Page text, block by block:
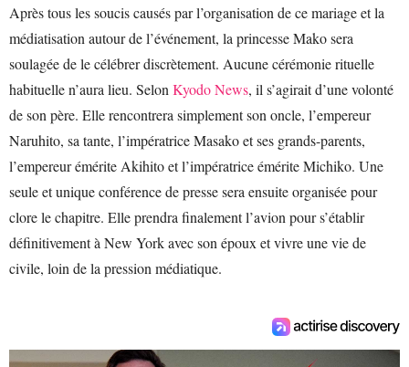
Après tous les soucis causés par l’organisation de ce mariage et la
médiatisation autour de l’événement, la princesse Mako sera
soulagée de le célébrer discrètement. Aucune cérémonie rituelle
habituelle n’aura lieu. Selon Kyodo News, il s’agirait d’une volonté
de son père. Elle rencontrera simplement son oncle, l’empereur
Naruhito, sa tante, l’impératrice Masako et ses grands-parents,
l’empereur émérite Akihito et l’impératrice émérite Michiko. Une
seule et unique conférence de presse sera ensuite organisée pour
clore le chapitre. Elle prendra finalement l’avion pour s’établir
définitivement à New York avec son époux et vivre une vie de
civile, loin de la pression médiatique.